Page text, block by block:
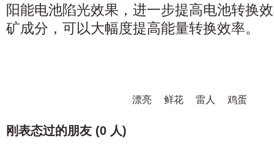
阳能电池陷光效果，进一步提高电池转换
矿成分，可以大幅度提高能量转换效率。
漂亮 鲜花 雷人 鸡蛋
刚表态过的朋友 (0 人)